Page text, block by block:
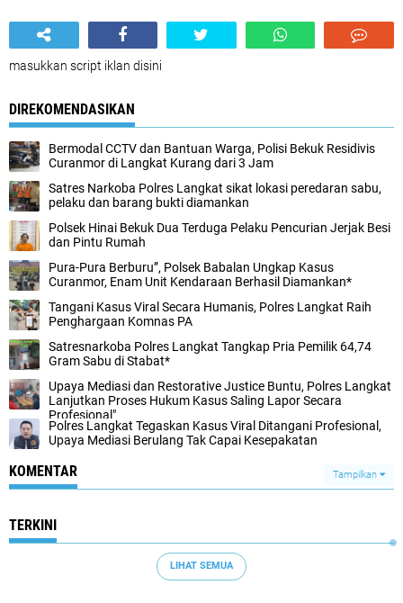
masukkan script iklan disini
DIREKOMENDASIKAN
Bermodal CCTV dan Bantuan Warga, Polisi Bekuk Residivis
Curanmor di Langkat Kurang dari 3 Jam
Satres Narkoba Polres Langkat sikat lokasi peredaran sabu,
pelaku dan barang bukti diamankan
Polsek Hinai Bekuk Dua Terduga Pelaku Pencurian Jerjak Besi
dan Pintu Rumah
Pura-Pura Berburu”, Polsek Babalan Ungkap Kasus
Curanmor, Enam Unit Kendaraan Berhasil Diamankan*
Tangani Kasus Viral Secara Humanis, Polres Langkat Raih
Penghargaan Komnas PA
Satresnarkoba Polres Langkat Tangkap Pria Pemilik 64,74
Gram Sabu di Stabat*
Upaya Mediasi dan Restorative Justice Buntu, Polres Langkat
Lanjutkan Proses Hukum Kasus Saling Lapor Secara
Profesional"
Polres Langkat Tegaskan Kasus Viral Ditangani Profesional,
Upaya Mediasi Berulang Tak Capai Kesepakatan
KOMENTAR Tampilkan
TERKINI
LIHAT SEMUA